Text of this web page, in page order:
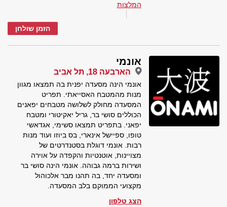
המלצות
הזמן שולחן
אונמי
הארבעה 18, תל אביב
אונמי הינה מסעדה יפנית בה תמצאו מגוון
מנות מהמטבח האסייאתי. תפריט
המסעדה מחולק לשלושה מטבחים יפאנים
הכוללים סושי בר, גריל יאקיטורי ומטבח
יפאני. בתפריט תמצאו סשימי, אגדאשי
טופו, ספיישל אינארי, בס ביוזו ועוד מנות
רבות. אונמי דוגלת בסטנדרטים של
מצויינות, אוטנטיות והקפדה על אוירה
ושירות ברמה גבוהה. אונמי הינה סושי בר
ומסעדה יחד, בה תהנו מבר אלכוהול
מקצועי הממוקם בלב המסעדה.
הצג טלפון